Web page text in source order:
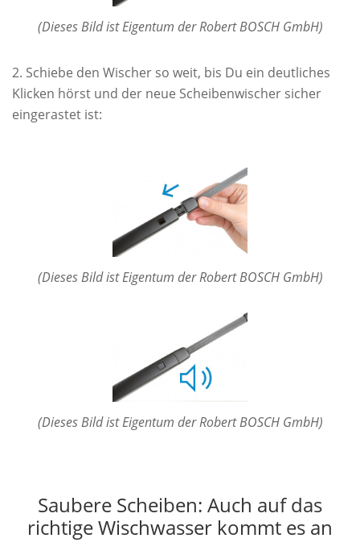
(Dieses Bild ist Eigentum der Robert BOSCH GmbH)
Schiebe den Wischer so weit, bis Du ein deutliches
Klicken hörst und der neue Scheibenwischer sicher
eingerastet ist:
(Dieses Bild ist Eigentum der Robert BOSCH GmbH)
(Dieses Bild ist Eigentum der Robert BOSCH GmbH)
Saubere Scheiben: Auch auf das
richtige Wischwasser kommt es an